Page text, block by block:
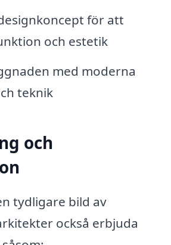
för att
och estetik
med moderna
teknik
och
tydligare bild av
också erbjuda